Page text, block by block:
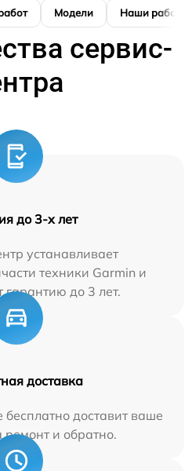
Модели Наши работы
сервис-
до 3-х лет
устанавливает
техники Garmin и
гарантию до 3 лет.
доставка
доставит ваше
ремонт и обратно.